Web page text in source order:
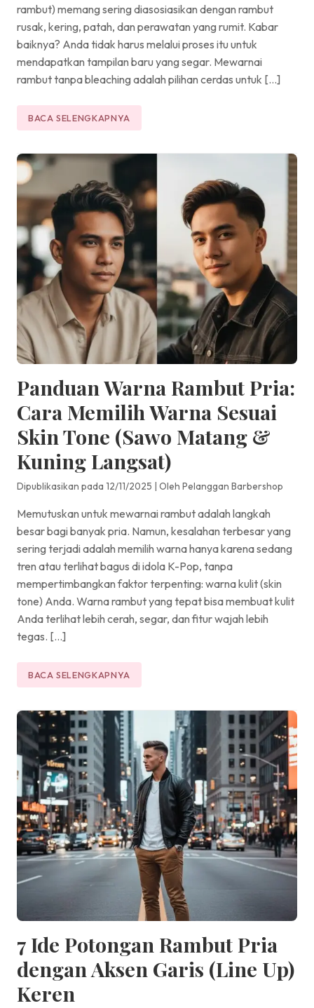
rambut) memang sering diasosiasikan dengan rambut
rusak, kering, patah, dan perawatan yang rumit. Kabar
baiknya? Anda tidak harus melalui proses itu untuk
mendapatkan tampilan baru yang segar. Mewarnai
rambut tanpa bleaching adalah pilihan cerdas untuk […]
BACA SELENGKAPNYA
Panduan Warna Rambut Pria:
Cara Memilih Warna Sesuai
Skin Tone (Sawo Matang &
Kuning Langsat)
Dipublikasikan pada 12/11/2025 Oleh Pelanggan Barbershop
Memutuskan untuk mewarnai rambut adalah langkah
besar bagi banyak pria. Namun, kesalahan terbesar yang
sering terjadi adalah memilih warna hanya karena sedang
tren atau terlihat bagus di idola K-Pop, tanpa
mempertimbangkan faktor terpenting: warna kulit (skin
tone) Anda. Warna rambut yang tepat bisa membuat kulit
Anda terlihat lebih cerah, segar, dan fitur wajah lebih
tegas. […]
BACA SELENGKAPNYA
7 Ide Potongan Rambut Pria
dengan Aksen Garis (Line Up)
Keren